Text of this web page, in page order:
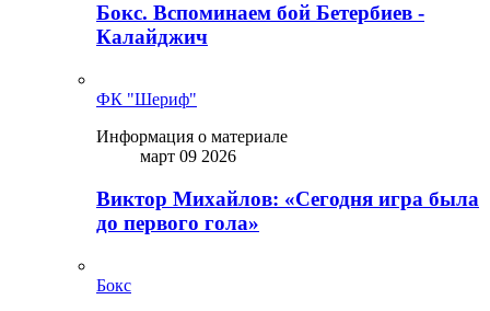
Бокс. Вспоминаем бой Бетербиев -
Калайджич
ФК "Шериф"
Информация о материале
март 09 2026
Виктор Михайлов: «Сегодня игра была
до первого гола»
Бокс